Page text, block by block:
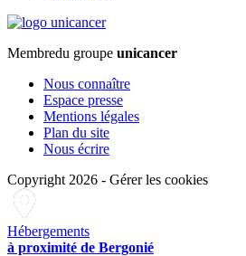
Membredu groupe unicancer
Nous connaître
Espace presse
Mentions légales
Plan du site
Nous écrire
Copyright 2026 - Gérer les cookies
Hébergements
à proximité de Bergonié